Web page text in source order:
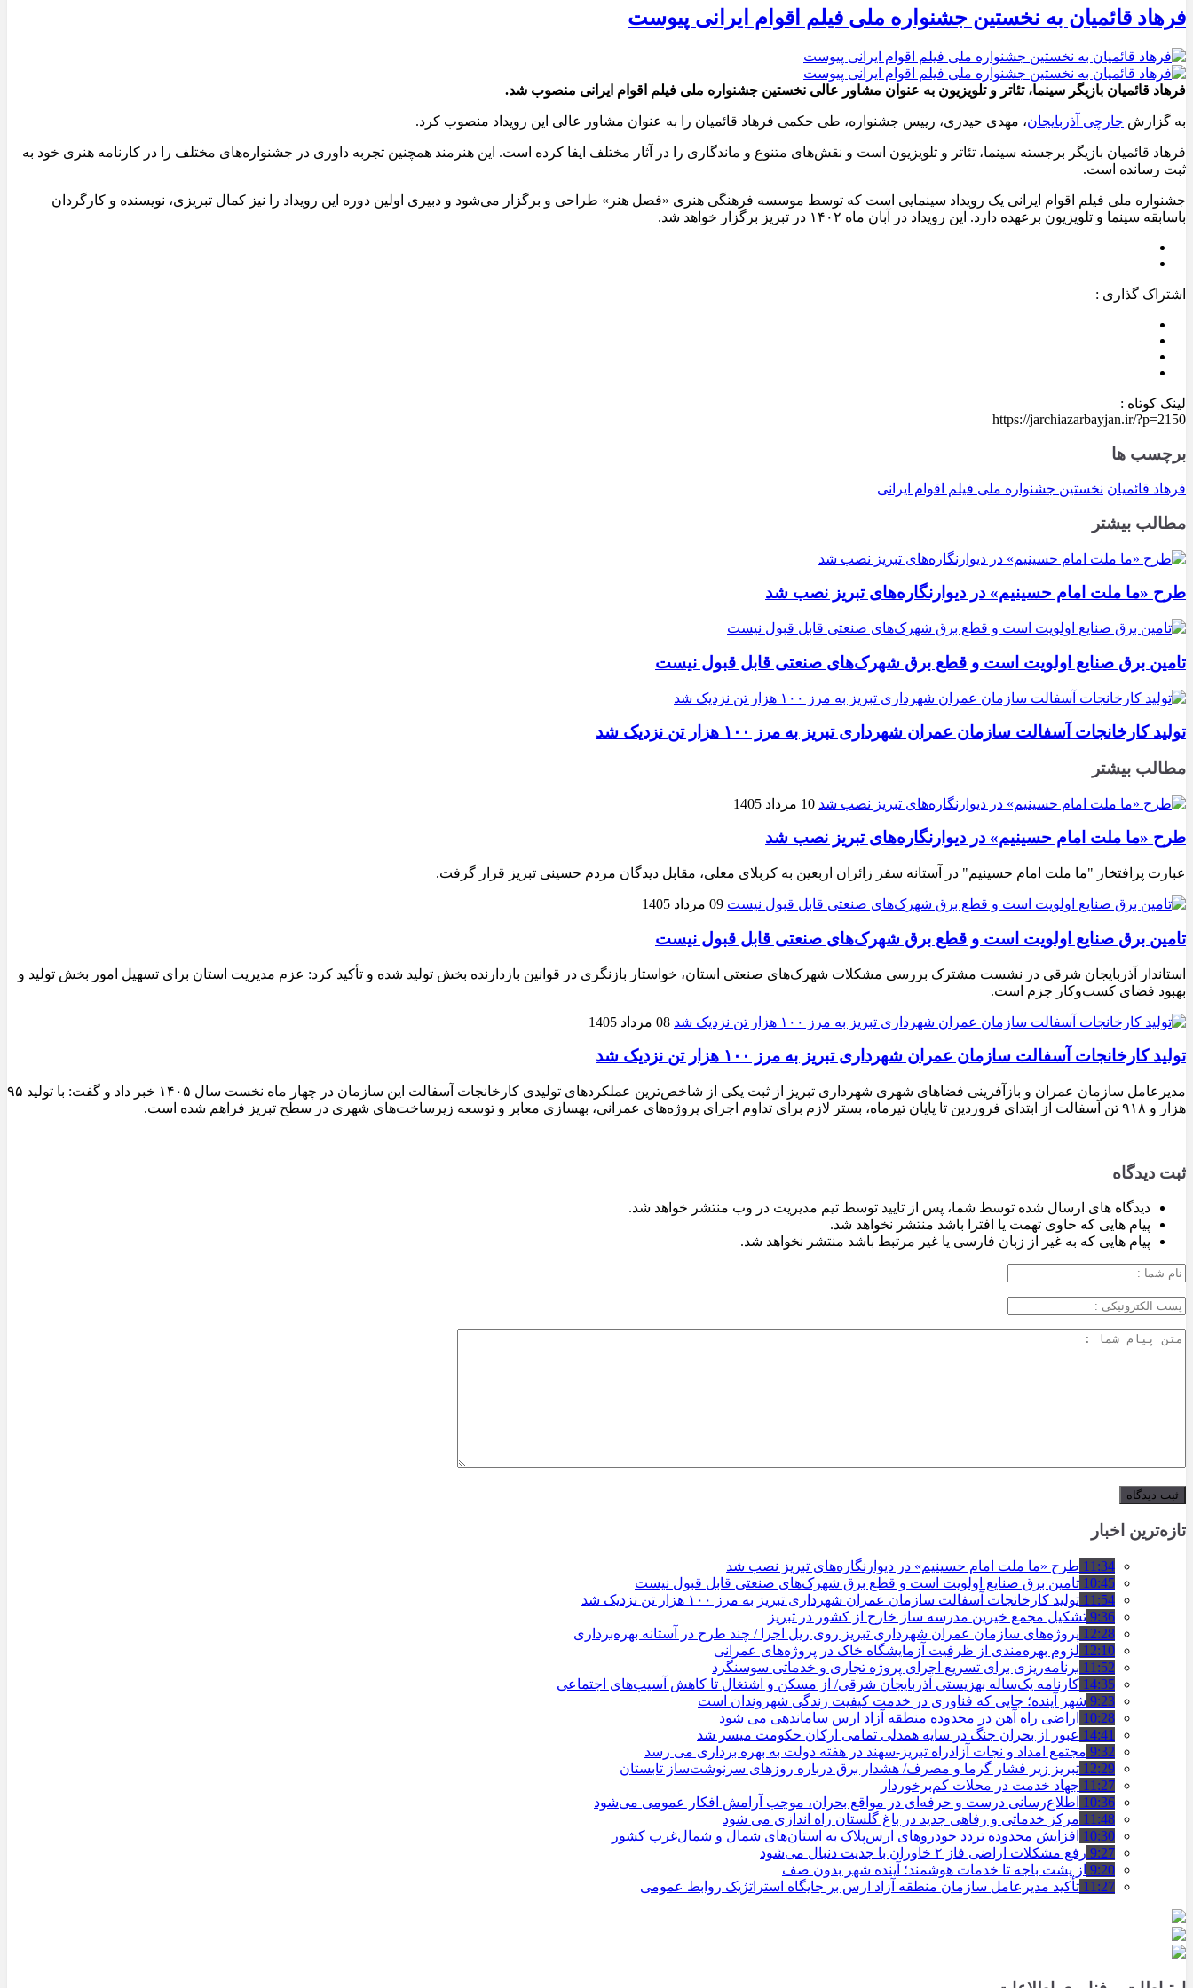
فرهاد قائمیان به نخستین جشنواره ملی فیلم اقوام ایرانی پیوست
فرهاد قائمیان بازیگر سینما، تئاتر و تلویزیون به عنوان مشاور عالی نخستین جشنواره ملی فیلم اقوام ایرانی منصوب شد.
به گزارش جارچی آذربایجان، مهدی حیدری، رییس جشنواره، طی حکمی فرهاد قائمیان را به عنوان مشاور عالی این رویداد منصوب کرد.
فرهاد قائمیان بازیگر برجسته سینما، تئاتر و تلویزیون است و نقش‌های متنوع و ماندگاری را در آثار مختلف ایفا کرده است. این هنرمند همچنین تجربه داوری در جشنواره‌های مختلف را در کارنامه هنری خود به
ثبت رسانده است.
جشنواره ملی فیلم اقوام ایرانی یک رویداد سینمایی است که توسط موسسه فرهنگی هنری «فصل هنر» طراحی و برگزار می‌شود و دبیری اولین دوره این رویداد را نیز کمال تبریزی، نویسنده و کارگردان
باسابقه سینما و تلویزیون برعهده دارد. این رویداد در آبان ماه ۱۴۰۲ در تبریز برگزار خواهد شد.
اشتراک گذاری :
لینک کوتاه :
https://jarchiazarbayjan.ir/?p=2150
برچسب ها
فرهاد قائمیان نخستین جشنواره ملی فیلم اقوام ایرانی
مطالب بیشتر
طرح «ما ملت امام حسینیم» در دیوارنگاره‌های تبریز نصب شد
تامین برق صنایع اولویت است و قطع برق شهرک‌های صنعتی قابل قبول نیست
تولید کارخانجات آسفالت سازمان عمران شهرداری تبریز به مرز ۱۰۰ هزار تن نزدیک شد
مطالب بیشتر
10 مرداد 1405
طرح «ما ملت امام حسینیم» در دیوارنگاره‌های تبریز نصب شد
عبارت پرافتخار "ما ملت امام حسینیم" در آستانه سفر زائران اربعین به کربلای معلی، مقابل دیدگان مردم حسینی تبریز قرار گرفت.
09 مرداد 1405
تامین برق صنایع اولویت است و قطع برق شهرک‌های صنعتی قابل قبول نیست
استاندار آذربایجان شرقی در نشست مشترک بررسی مشکلات شهرک‌های صنعتی استان، خواستار بازنگری در قوانین بازدارنده بخش تولید شده و تأکید کرد: عزم مدیریت استان برای تسهیل امور بخش تولید و
بهبود فضای کسب‌وکار جزم است.
08 مرداد 1405
تولید کارخانجات آسفالت سازمان عمران شهرداری تبریز به مرز ۱۰۰ هزار تن نزدیک شد
مدیرعامل سازمان عمران و بازآفرینی فضاهای شهری شهرداری تبریز از ثبت یکی از شاخص‌ترین عملکردهای تولیدی کارخانجات آسفالت این سازمان در چهار ماه نخست سال ۱۴۰۵ خبر داد و گفت: با تولید ۹۵
هزار و ۹۱۸ تن آسفالت از ابتدای فروردین تا پایان تیرماه، بستر لازم برای تداوم اجرای پروژه‌های عمرانی، بهسازی معابر و توسعه زیرساخت‌های شهری در سطح تبریز فراهم شده است.
ثبت دیدگاه
دیدگاه های ارسال شده توسط شما، پس از تایید توسط تیم مدیریت در وب منتشر خواهد شد.
پیام هایی که حاوی تهمت یا افترا باشد منتشر نخواهد شد.
پیام هایی که به غیر از زبان فارسی یا غیر مرتبط باشد منتشر نخواهد شد.
تازه‌ترین اخبار
11:34 طرح «ما ملت امام حسینیم» در دیوارنگاره‌های تبریز نصب شد
10:45 تامین برق صنایع اولویت است و قطع برق شهرک‌های صنعتی قابل قبول نیست
11:54 تولید کارخانجات آسفالت سازمان عمران شهرداری تبریز به مرز ۱۰۰ هزار تن نزدیک شد
9:36 تشکیل مجمع خیرین مدرسه ‌ساز خارج از کشور در تبریز
12:28 پروژه‌های سازمان عمران شهرداری تبریز روی ریل اجرا / چند طرح در آستانه بهره‌برداری
12:10 لزوم بهره‌مندی از ظرفیت آزمایشگاه خاک در پروژه‌های عمرانی
11:52 برنامه‌ریزی برای تسریع اجرای پروژه تجاری و خدماتی سوسنگرد
14:35 کارنامه یک‌ساله بهزیستی آذربایجان شرقی/ از مسکن و اشتغال تا کاهش آسیب‌های اجتماعی
9:23 شهر آینده؛ جایی که فناوری در خدمت کیفیت زندگی شهروندان است
10:28 اراضی راه آهن در محدوده منطقه آزاد ارس ساماندهی می شود
14:41 عبور از بحران جنگ در سایه همدلی تمامی ارکان حکومت میسر شد
9:32 مجتمع امداد و نجات آزادراه تبریز-سهند در هفته دولت به بهره ‌برداری می‌ رسد
12:29 تبریز زیر فشار گرما و مصرف/ هشدار برق درباره روزهای سرنوشت‌ساز تابستان
11:27 جهاد خدمت در محلات کم‌برخوردار
10:36 اطلاع‌رسانی درست و حرفه‌ای در مواقع بحران، موجب آرامش افکار عمومی می‌شود
11:48 مرکز خدماتی و رفاهی جدید در باغ گلستان راه اندازی می شود
10:30 افزایش محدوده تردد خودروهای ارس‌پلاک به استان‌های شمال و شمال‌غرب کشور
9:27 رفع مشکلات اراضی فاز ۲ خاوران با جدیت دنبال می‌شود
9:20 از پشت باجه تا خدمات هوشمند؛ آینده شهر بدون صف
11:27 تأکید مدیرعامل سازمان منطقه آزاد ارس بر جایگاه استراتژیک روابط عمومی